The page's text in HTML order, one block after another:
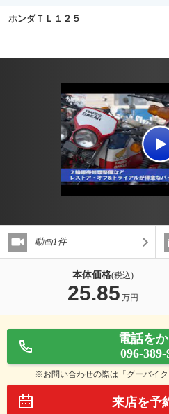
ホンダＴＬ１２５
動画1件
本体価格(税込)
25.85 万円
電話を
096-389-
※お問い合わせの際は「グーバイク
来店を予